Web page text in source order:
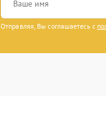
Отправляя, Вы соглашаетесь с